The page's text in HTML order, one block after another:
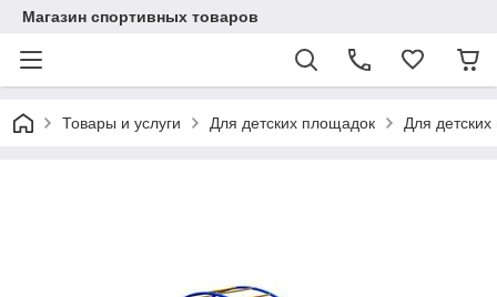
Магазин спортивных товаров
Товары и услуги Для детских площадок Для